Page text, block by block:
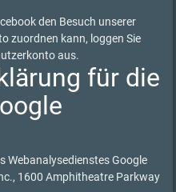
den Besuch unserer
zuordnen kann, loggen Sie
aus.
für die
Webanalysedienstes Google
1600 Amphitheatre Parkway